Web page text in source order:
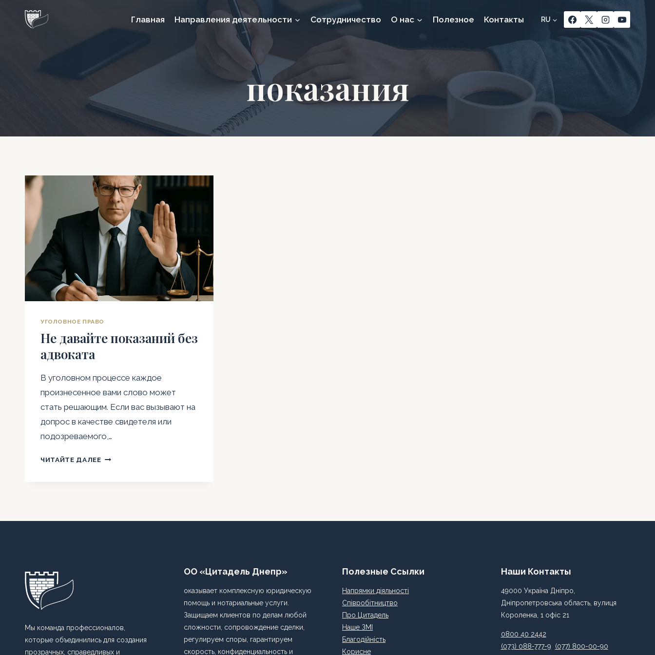
Главная Направления деятельности Сотрудничество О нас Полезное Контакты RU
показания
УГОЛОВНОЕ ПРАВО
Не давайте показаний без
адвоката
В уголовном процессе каждое
произнесенное вами слово может
стать решающим. Если вас вызывают на
допрос в качестве свидетеля или
подозреваемого,…
ЧИТАЙТЕ ДАЛЕЕНЕ
Мы команда профессионалов,
которые объединились для создания
прозрачных, справедливых и
ОО «Цитадель Днепр»
оказывает комплексную юридическую
помощь и нотариальные услуги.
Защищаем клиентов по делам любой
сложности, сопровождение сделки,
регулируем споры, гарантируем
скорость, конфиденциальность и
Полезные Ссылки
Напрямки діяльності
Співробітництво
Про Цитадель
Наше ЗМІ
Благодійність
Корисне
Наши Контакты
49000 Україна Дніпро,
Дніпропетровська область, вулиця
Короленка, 1 офіс 21
0800 40 2442
(073) 088-777-9
(077) 800-00-90